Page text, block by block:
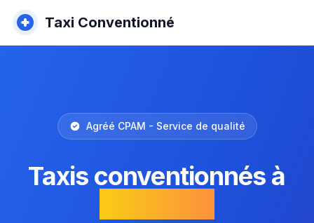
Taxi Conventionné
Agréé CPAM - Service de qualité
Taxis conventionnés à